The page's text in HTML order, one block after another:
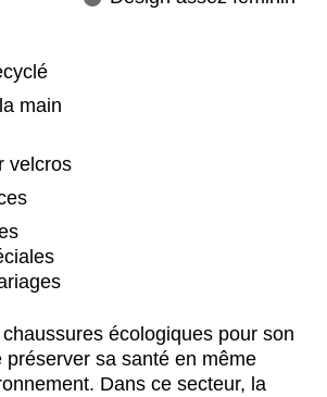
main
velcros
écologiques pour son
préserver sa santé en même
Dans ce secteur, la